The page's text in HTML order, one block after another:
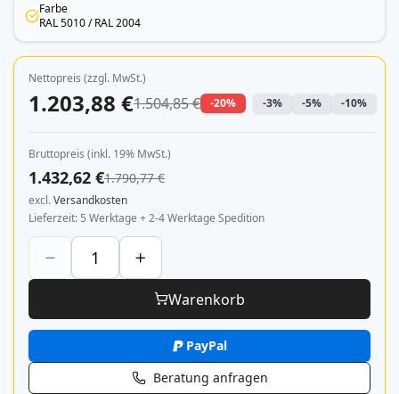
Farbe
RAL 5010 / RAL 2004
Nettopreis (zzgl. MwSt.)
1.203,88 €1.504,85 € -20% -3% -5% -10%
Bruttopreis (inkl. 19% MwSt.)
1.432,62 €1.790,77 €
excl.Versandkosten
Lieferzeit 5 Werktage + 2-4 Werktage Spedition
Warenkorb
PayPal
Beratung anfragen